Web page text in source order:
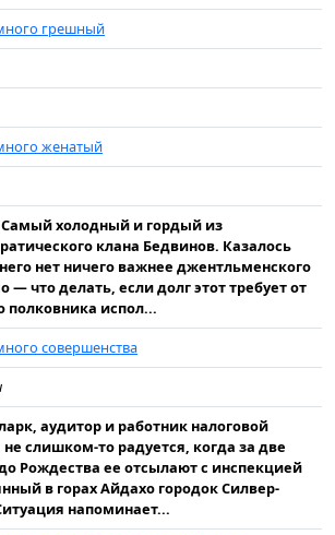
грешный
женатый
холодный и гордый из
клана Бедвинов. Казалось
нет ничего важнее джентльменского
— что делать, если долг этот требует от
полковника испол...
совершенства
аудитор и работник налоговой
слишком-то радуется, когда за две
Рождества ее отсылают с инспекцией
в горах Айдахо городок Силвер-
напоминает...